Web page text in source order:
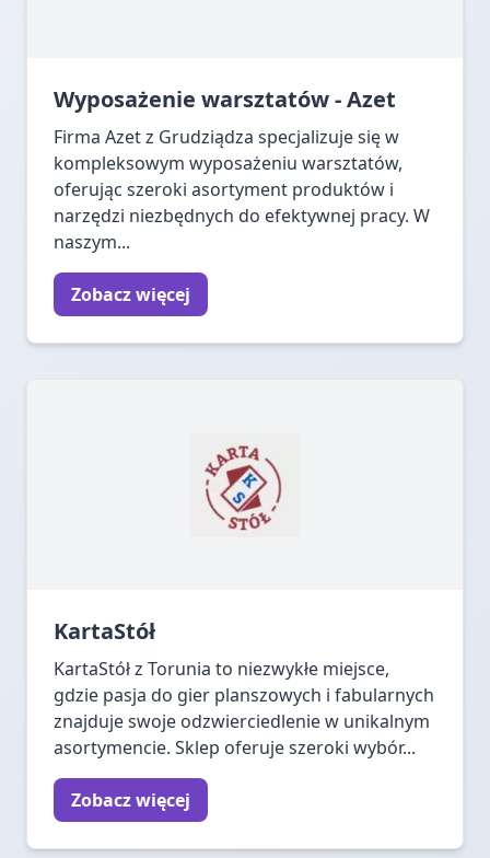
Wyposażenie warsztatów - Azet
Firma Azet z Grudziądza specjalizuje się w
kompleksowym wyposażeniu warsztatów,
oferując szeroki asortyment produktów i
narzędzi niezbędnych do efektywnej pracy. W
naszym...
Zobacz więcej
KartaStół
KartaStół z Torunia to niezwykłe miejsce,
gdzie pasja do gier planszowych i fabularnych
znajduje swoje odzwierciedlenie w unikalnym
asortymencie. Sklep oferuje szeroki wybór...
Zobacz więcej